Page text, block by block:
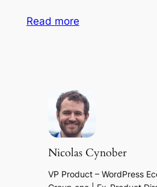
Read more
Nicolas Cynober
VP Product – WordPress